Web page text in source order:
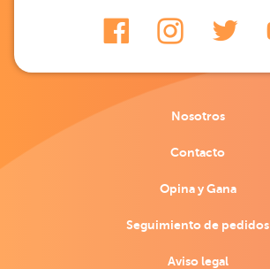
Nosotros
Contacto
Opina y Gana
Seguimiento de pedidos
Aviso legal